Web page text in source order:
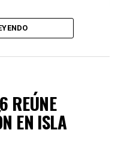
REÚNE
EN ISLA